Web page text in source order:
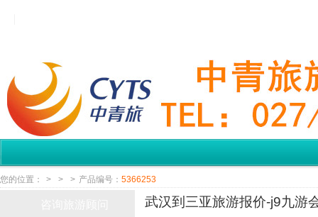
您的位置： > > > 产品编号： 5366253
武汉到三亚旅游报价-j9九游